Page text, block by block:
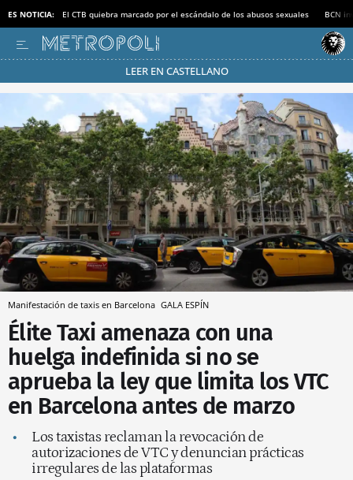
ES NOTICIA: El CTB quiebra marcado por el escándalo de los abusos sexuales BCN
LEER EN CASTELLANO
Pásate al MODO AHORRO
Manifestación de taxis en Barcelona GALA ESPÍN
Élite Taxi amenaza con una
huelga indefinida si no se
aprueba la ley que limita los VTC
en Barcelona antes de marzo
Los taxistas reclaman la revocación de
autorizaciones de VTC y denuncian prácticas
irregulares de las plataformas